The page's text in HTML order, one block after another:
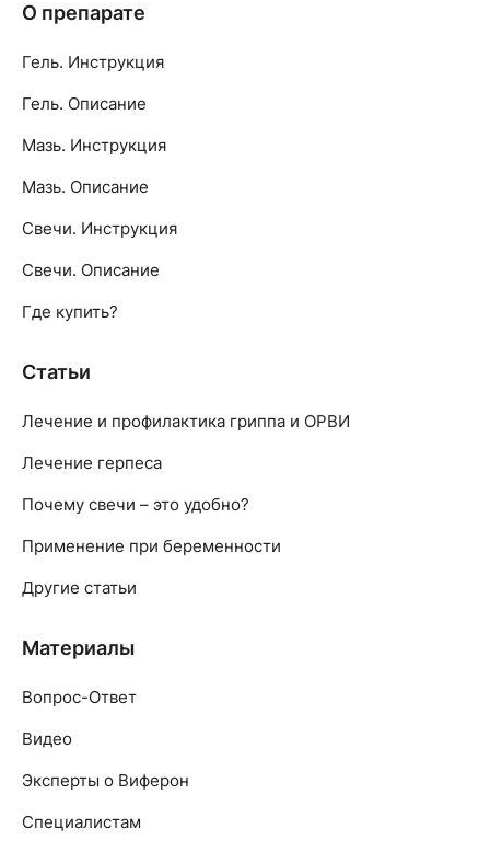
О препарате
Гель. Инструкция
Гель. Описание
Мазь. Инструкция
Мазь. Описание
Свечи. Инструкция
Свечи. Описание
Где купить?
Статьи
Лечение и профилактика гриппа и ОРВИ
Лечение герпеса
Почему свечи – это удобно?
Применение при беременности
Другие статьи
Материалы
Вопрос-Ответ
Видео
Эксперты о Виферон
Специалистам